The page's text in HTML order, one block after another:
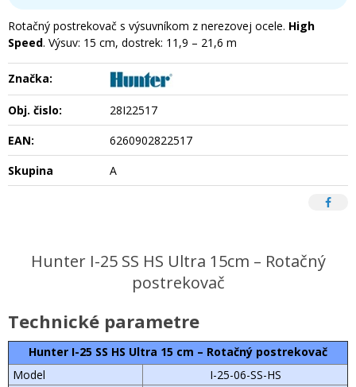
Rotačný postrekovač s výsuvníkom z nerezovej ocele. High
Speed. Výsuv: 15 cm, dostrek: 11,9 – 21,6 m
Značka:
Obj. čislo:
28I22517
EAN:
6260902822517
Skupina
A
Hunter I-25 SS HS Ultra 15cm – Rotačný
postrekovač
Technické parametre
Hunter I-25 SS HS Ultra 15 cm – Rotačný postrekovač
Model
I-25-06-SS-HS